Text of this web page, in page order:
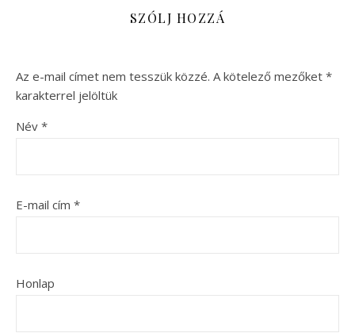
SZÓLJ HOZZÁ
Az e-mail címet nem tesszük közzé. A kötelező mezőket *
karakterrel jelöltük
Név *
E-mail cím *
Honlap